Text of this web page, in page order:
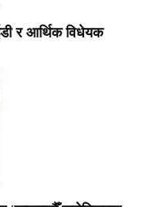
र आर्थिक विधेयक